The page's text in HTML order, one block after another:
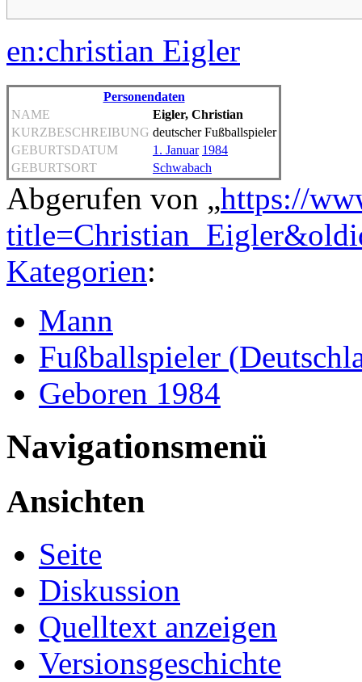
en:christian Eigler
Personendaten
NAME
Eigler, Christian
KURZBESCHREIBUNG deutscher Fußballspieler
GEBURTSDATUM
1. Januar 1984
GEBURTSORT
Schwabach
Abgerufen von „https://
Kategorien:
Mann
Fußballspieler
Geboren 1984
Navigationsmenü
Ansichten
Seite
Diskussion
Quelltext anzeigen
Versionsgeschichte